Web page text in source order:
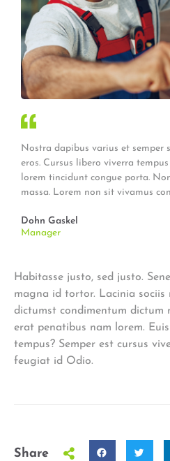
Nostra dapibus varius et semper
eros. Cursus libero viverra
lorem tincidunt congue porta.
massa. Lorem non sit vivamus
Dohn Gaskel
Manager
Habitasse justo, sed justo.
magna id tortor. Lacinia sociis
dictumst condimentum dictum
erat penatibus nam lorem.
tempus? Semper est cursus
feugiat id Odio.
Share